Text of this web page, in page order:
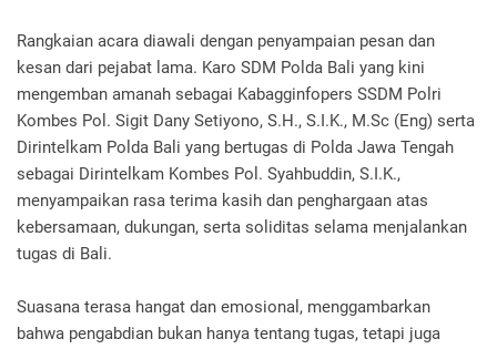
Rangkaian acara diawali dengan penyampaian pesan dan
kesan dari pejabat lama. Karo SDM Polda Bali yang kini
mengemban amanah sebagai Kabagginfopers SSDM Polri
Kombes Pol. Sigit Dany Setiyono, S.H., S.I.K., M.Sc (Eng) serta
Dirintelkam Polda Bali yang bertugas di Polda Jawa Tengah
sebagai Dirintelkam Kombes Pol. Syahbuddin, S.I.K.,
menyampaikan rasa terima kasih dan penghargaan atas
kebersamaan, dukungan, serta soliditas selama menjalankan
tugas di Bali.
Suasana terasa hangat dan emosional, menggambarkan
bahwa pengabdian bukan hanya tentang tugas, tetapi juga